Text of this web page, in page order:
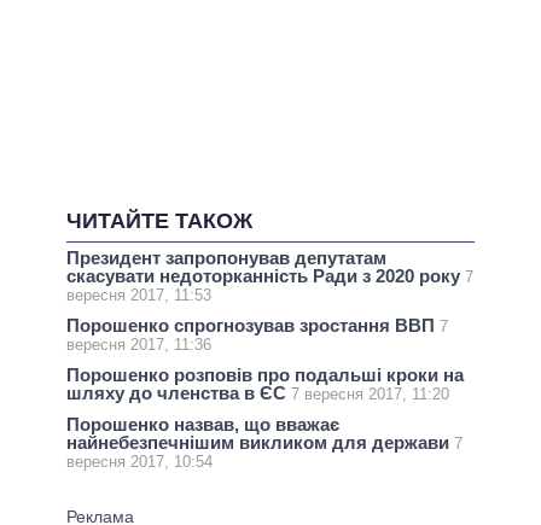
ЧИТАЙТЕ ТАКОЖ
Президент запропонував депутатам
скасувати недоторканність Ради з 2020 року 7
вересня 2017, 11:53
Порошенко спрогнозував зростання ВВП 7
вересня 2017, 11:36
Порошенко розповів про подальші кроки на
шляху до членства в ЄС 7 вересня 2017, 11:20
Порошенко назвав, що вважає
найнебезпечнішим викликом для держави 7
вересня 2017, 10:54